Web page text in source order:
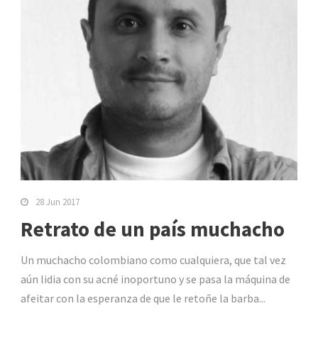
28 Jun 2017
Retrato de un país muchacho
Un muchacho colombiano como cualquiera, que tal vez
aún lidia con su acné inoportuno y se pasa la máquina de
afeitar con la esperanza de que le retoñe la barba...